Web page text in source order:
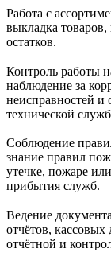
Работа с
выкладка
остатков.
Контроль работы
наблюдение за
неисправностей и
технической
Соблюдение
знание правил
утечке, пожаре
прибытия служб.
Ведение
отчётов,
отчётной и